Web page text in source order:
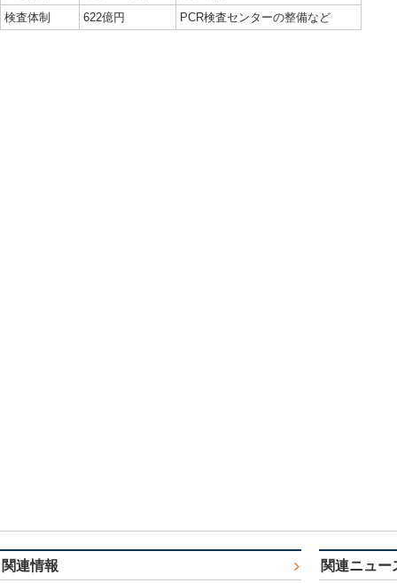
検査体制
622億円 PCR検査センターの整備など
関連情報 関連ニュー